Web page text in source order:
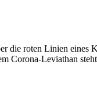
die roten Linien eines
Corona-Leviathan